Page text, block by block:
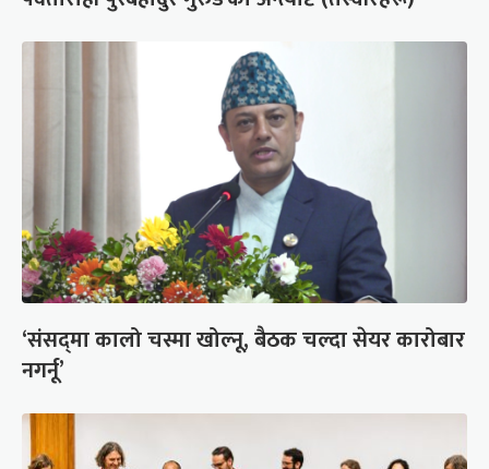
‘संसद्‍मा कालो चस्मा खोल्नू, बैठक चल्दा सेयर कारोबार
नगर्नू’